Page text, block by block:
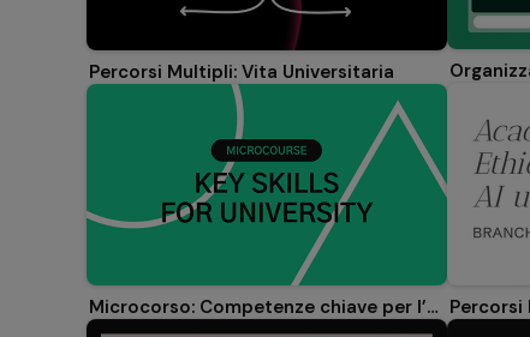
Percorsi Multipli: Vita Universitaria
Microcorso: Competenze chiave per l’università